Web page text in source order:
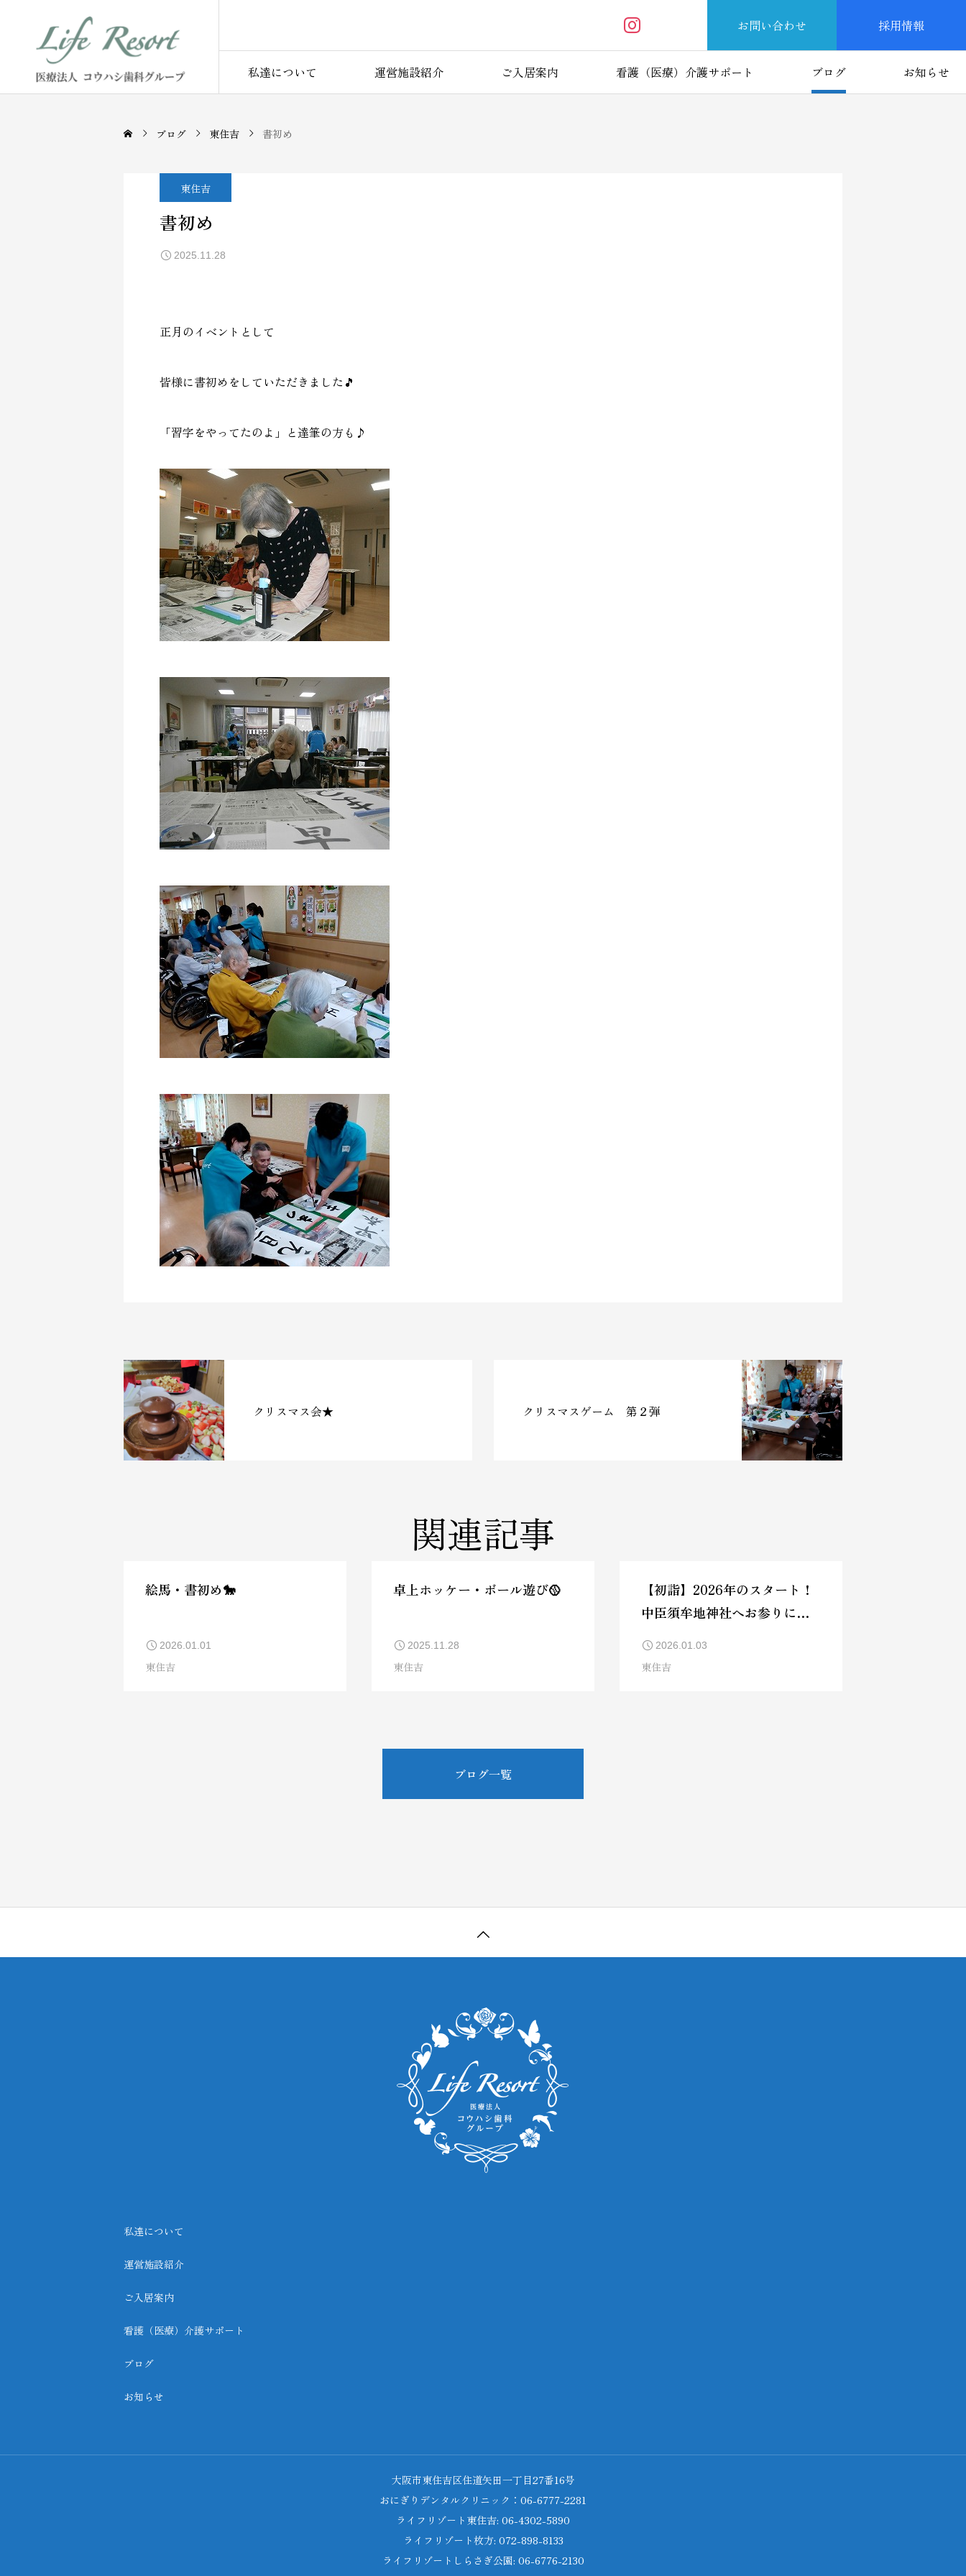
お問い合わせ 採用情報
私達について 運営施設紹介 ご入居案内 看護（医療）介護サポート ブログ お知らせ
ブログ 東住吉 書初め
東住吉
書初め
2025.11.28
正月のイベントとして
皆様に書初めをしていただきました🎵
「習字をやってたのよ」と達筆の方も♪
クリスマス会★ クリスマスゲーム 第２弾
関連記事
絵馬・書初め🐎
2026.01.01
東住吉
卓上ホッケー・ボール遊び🥎
2025.11.28
東住吉
【初詣】2026年のスタート！
中臣須牟地神社へお参りに行
2026.01.03
東住吉
ブログ一覧
私達について
運営施設紹介
ご入居案内
看護（医療）介護サポート
ブログ
お知らせ
大阪市東住吉区住道矢田一丁目27番16号
おにぎりデンタルクリニック：06-6777-2281
ライフリゾート東住吉: 06-4302-5890
ライフリゾート枚方: 072-898-8133
ライフリゾートしらさぎ公園: 06-6776-2130